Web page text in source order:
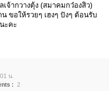
เจ้ากวางตุ้ง (สมาคมกว๋องสิว)
ขอให้รวยๆ เฮงๆ ปังๆ ต้อนรับ
ะคะ
น.
: 2